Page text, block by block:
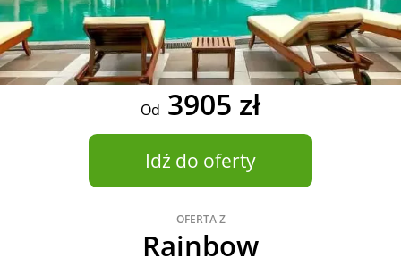
Od 3905 zł
Idź do oferty
OFERTA Z
Rainbow